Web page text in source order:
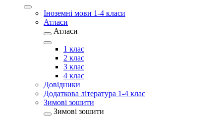
Іноземні мови 1-4 класи
Атласи
Атласи
1 клас
2 клас
3 клас
4 клас
Довідники
Додаткова література 1-4 клас
Зимові зошити
Зимові зошити